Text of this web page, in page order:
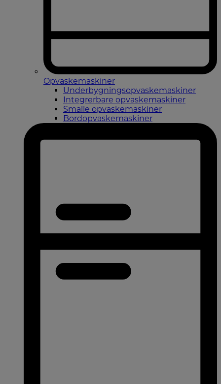
Opvaskemaskiner
Underbygningsopvaskemaskiner
Integrerbare opvaskemaskiner
Smalle opvaskemaskiner
Bordopvaskemaskiner